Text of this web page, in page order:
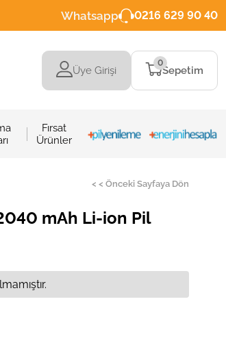
Whatsapp 0216 629 90 40
Üye Girişi Sepetim
0
Fırsat
Ürünler
< < Önceki Sayfaya Dön
mAh Li-ion Pil